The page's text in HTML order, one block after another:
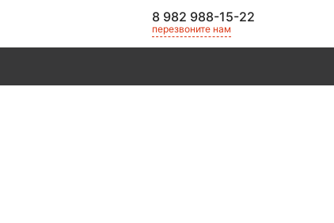
8 982 988-15-22
перезвоните нам